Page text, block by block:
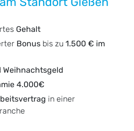
Gehalt
Bonus bis zu 1.500 € im
Weihnachtsgeld
4.000€
in einer